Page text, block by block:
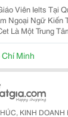
Viên Ielts Tại
Năm Chuyên Về
Chí Minh
KINH DOANH